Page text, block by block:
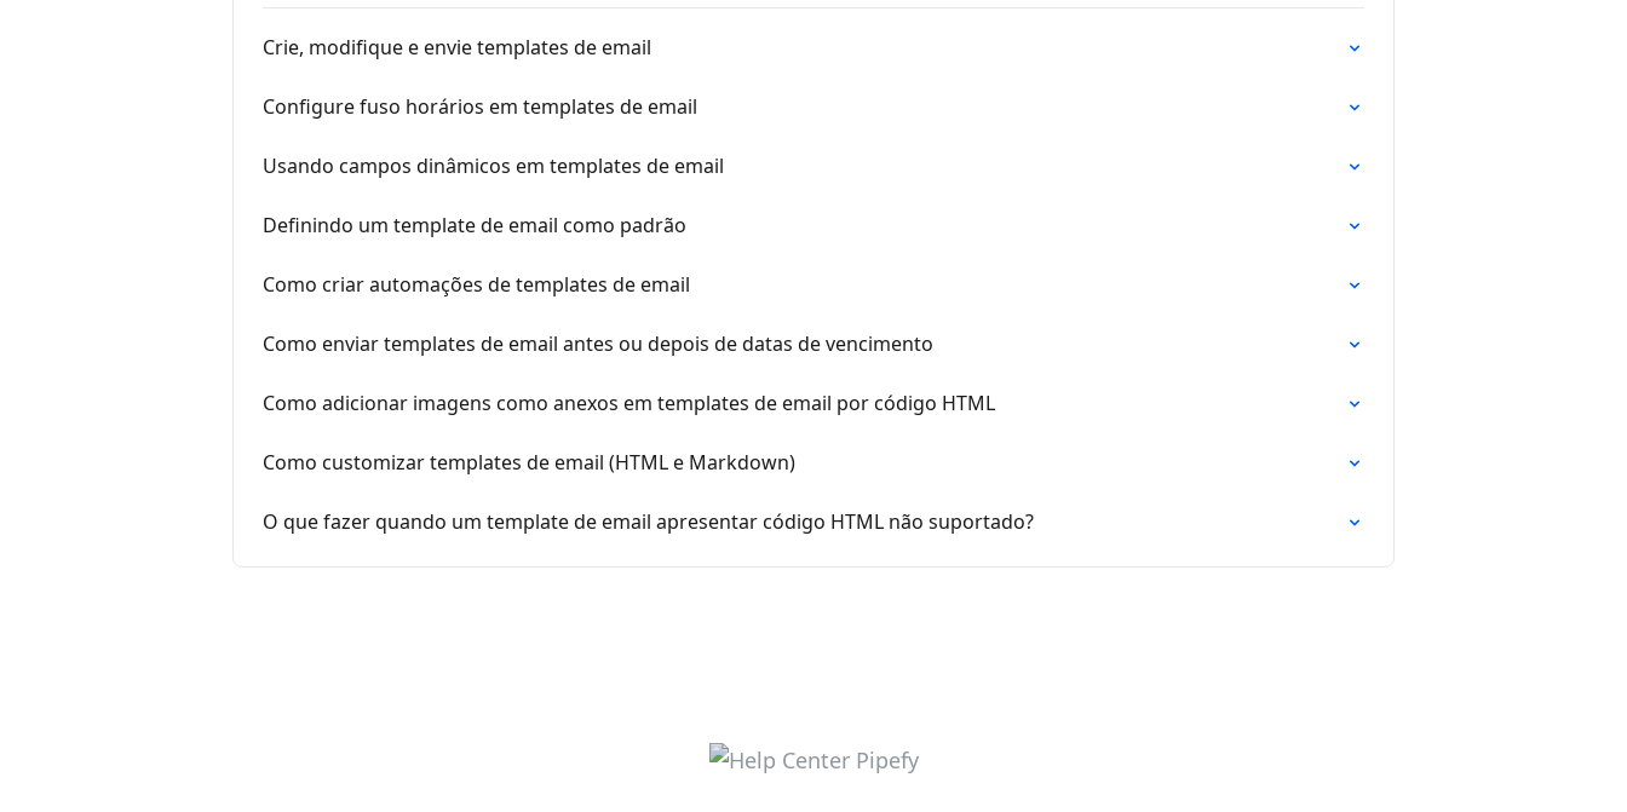
Crie, modifique e envie templates de email
Configure fuso horários em templates de email
Usando campos dinâmicos em templates de email
Definindo um template de email como padrão
Como criar automações de templates de email
Como enviar templates de email antes ou depois de datas de vencimento
Como adicionar imagens como anexos em templates de email por código HTML
Como customizar templates de email (HTML e Markdown)
O que fazer quando um template de email apresentar código HTML não suportado?